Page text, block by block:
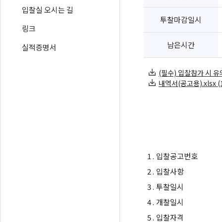
입찰실 오시는 길
링크
실적증명서
투찰마감일시
남은시간
(필수) 입찰참가 시
내역서(공고용).xlsx
1 . 입찰공고번호
2 . 입찰사항
3 . 투찰일시
4 . 개찰일시
5 . 입찰자격